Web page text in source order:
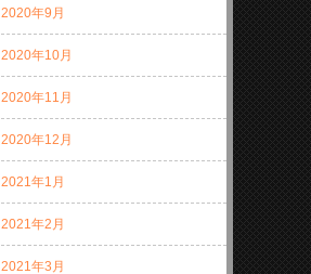
2020年9月
2020年10月
2020年11月
2020年12月
2021年1月
2021年2月
2021年3月